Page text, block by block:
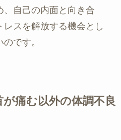
自己の内面と向き合
スを解放する機会とし
です。
痛む以外の体調不良